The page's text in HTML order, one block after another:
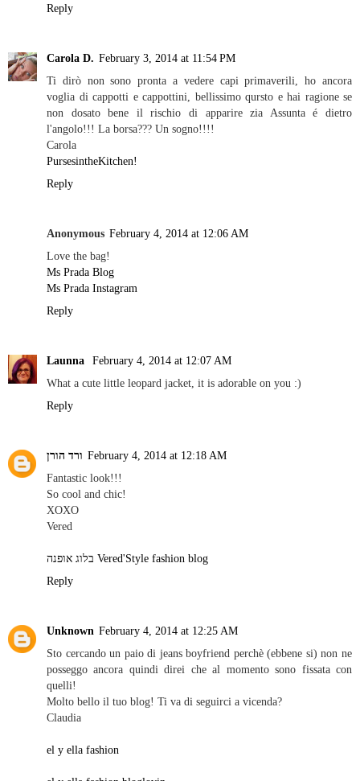
Reply
Carola D. February 3, 2014 at 11:54 PM
Ti dirò non sono pronta a vedere capi primaverili, ho ancora
voglia di cappotti e cappottini, bellissimo qursto e hai ragione se
non dosato bene il rischio di apparire zia Assunta é dietro
l'angolo!!! La borsa??? Un sogno!!!!
Carola
PursesintheKitchen!
Reply
Anonymous February 4, 2014 at 12:06 AM
Love the bag!
Ms Prada Blog
Ms Prada Instagram
Reply
Launna
February 4, 2014 at 12:07 AM
What a cute little leopard jacket, it is adorable on you :)
Reply
ורד הורן February 4, 2014 at 12:18 AM
Fantastic look!!!
So cool and chic!
XOXO
Vered
בלוג אופנה Vered'Style fashion blog
Reply
Unknown February 4, 2014 at 12:25 AM
Sto cercando un paio di jeans boyfriend perchè (ebbene si) non ne
posseggo ancora quindi direi che al momento sono fissata con
quelli!
Molto bello il tuo blog! Ti va di seguirci a vicenda?
Claudia
el y ella fashion